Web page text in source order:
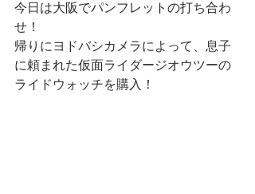
今日は大阪でパンフレットの打ち合わ
せ！
帰りにヨドバシカメラによって、息子
に頼まれた仮面ライダージオウツーの
ライドウォッチを購入！